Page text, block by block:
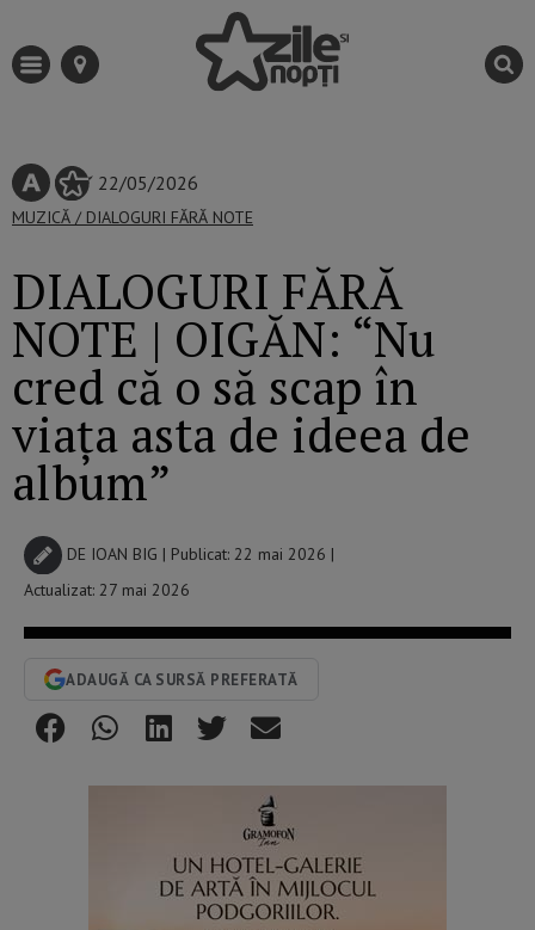
22/05/2026
MUZICĂ / DIALOGURI FĂRĂ NOTE
DIALOGURI FĂRĂ
NOTE | OIGĂN: “Nu
cred că o să scap în
viața asta de ideea de
album”
DE IOAN BIG | Publicat: 22 mai 2026 |
Actualizat: 27 mai 2026
ADAUGĂ CA SURSĂ PREFERATĂ